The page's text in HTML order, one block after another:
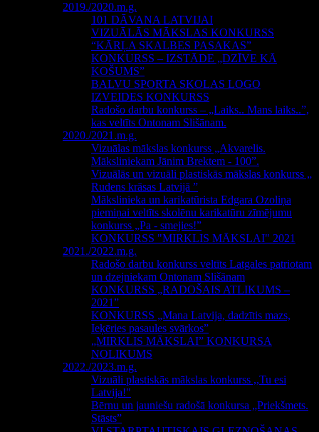
2019./2020.m.g.
101 DĀVANA LATVIJAI
VIZUĀLĀS MĀKSLAS KONKURSS
“KĀRĻA SKALBES PASAKAS”
KONKURSS – IZSTĀDE „DZĪVE KĀ
KOŠUMS”
BALVU SPORTA SKOLAS LOGO
IZVEIDES KONKURSS
Radošo darbu konkurss – „Laiks.. Mans laiks..”,
kas veltīts Ontonam Slišānam.
2020./2021.m.g.
Vizuālas mākslas konkurss „Akvarelis.
Māksliniekam Jānim Brektem - 100”.
Vizuālās un vizuāli plastiskās mākslas konkurss „
Rudens krāsas Latvijā ”
Mākslinieka un karikatūrista Edgara Ozoliņa
piemiņai veltīts skolēnu karikatūru zīmējumu
konkurss „Pa - smejies!”
KONKURSS "MIRKLIS MĀKSLAI" 2021
2021./2022.m.g.
Radošo darbu konkurss veltīts Latgales patriotam
un dzejniekam Ontonam Slišānam
KONKURSS „RADOŠAIS ATLIKUMS –
2021”
KONKURSS „Mana Latvija, dadzītis mazs,
Ieķēries pasaules svārkos”
„MIRKLIS MĀKSLAI” KONKURSA
NOLIKUMS
2022./2023.m.g.
Vizuāli plastiskās mākslas konkurss ,,Tu esi
Latvija!"
Bērnu un jauniešu radošā konkursa „Priekšmets.
Stāsts”